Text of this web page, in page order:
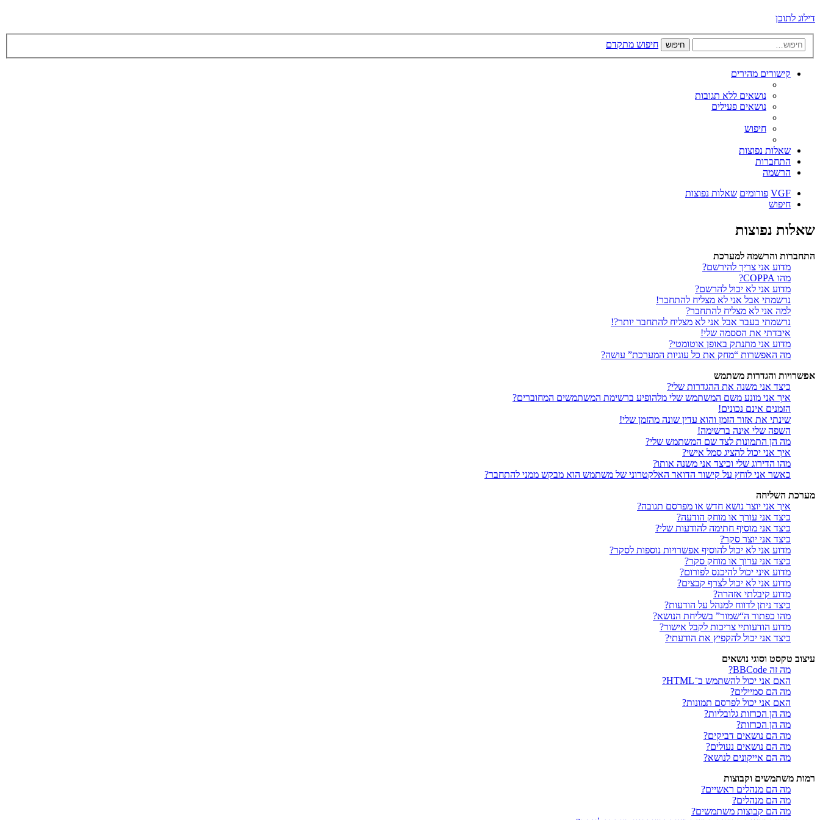
דילוג לתוכן
חיפוש חיפוש מתקדם
קישורים מהירים
נושאים ללא תגובות
נושאים פעילים
חיפוש
שאלות נפוצות
התחברות
הרשמה
VGF פורומים שאלות נפוצות
חיפוש
שאלות נפוצות
התחברות והרשמה למערכת
מדוע אני צריך להירשם?
מהו COPPA?
מדוע אני לא יכול להרשם?
נרשמתי אבל אני לא מצליח להתחבר!
למה אני לא מצליח להתחבר?
נרשמתי בעבר אבל אני לא מצליח להתחבר יותר?!
איבדתי את הססמה שלי!
מדוע אני מתנתק באופן אוטומטי?
מה האפשרות “מחק את כל עוגיות המערכת” עושה?
אפשרויות והגדרות משתמש
כיצד אני משנה את ההגדרות שלי?
איך אני מונע משם המשתמש שלי מלהופיע ברשימת המשתמשים המחוברים?
הזמנים אינם נכונים!
שינתי את אזור הזמן והוא עדין שונה מהזמן שלי!
השפה שלי אינה ברשימה!
מה הן התמונות לצד שם המשתמש שלי?
איך אני יכול להציג סמל אישי?
מהו הדירוג שלי וכיצד אני משנה אותו?
כאשר אני לוחץ על קישור הדואר האלקטרוני של משתמש הוא מבקש ממני להתחבר?
מערכת השליחה
איך אני יוצר נושא חדש או מפרסם תגובה?
כיצד אני עורך או מוחק הודעה?
כיצד אני מוסיף חתימה להודעות שלי?
כיצד אני יוצר סקר?
מדוע אני לא יכול להוסיף אפשרויות נוספות לסקר?
כיצד אני ערוך או מוחק סקר?
מדוע איני יכול להיכנס לפורום?
מדוע אני לא יכול לצרף קבצים?
מדוע קיבלתי אזהרה?
כיצד ניתן לדווח למנהל על הודעות?
מהו כפתור ה“שמור” בשליחת הנושא?
מדוע הודעותיי צריכות לקבל אישור?
כיצד אני יכול להקפיץ את הודעתי?
עיצוב טקסט וסוגי נושאים
מה זה BBCode?
האם אני יכול להשתמש ב־HTML?
מה הם סמיילים?
האם אני יכול לפרסם תמונות?
מה הן הכרזות גלובליות?
מה הן הכרזות?
מה הם נושאים דביקים?
מה הם נושאים נעולים?
מה הם אייקונים לנושא?
רמות משתמשים וקבוצות
מה הם מנהלים ראשיים?
מה הם מנהלים?
מה הם קבוצות משתמשים?